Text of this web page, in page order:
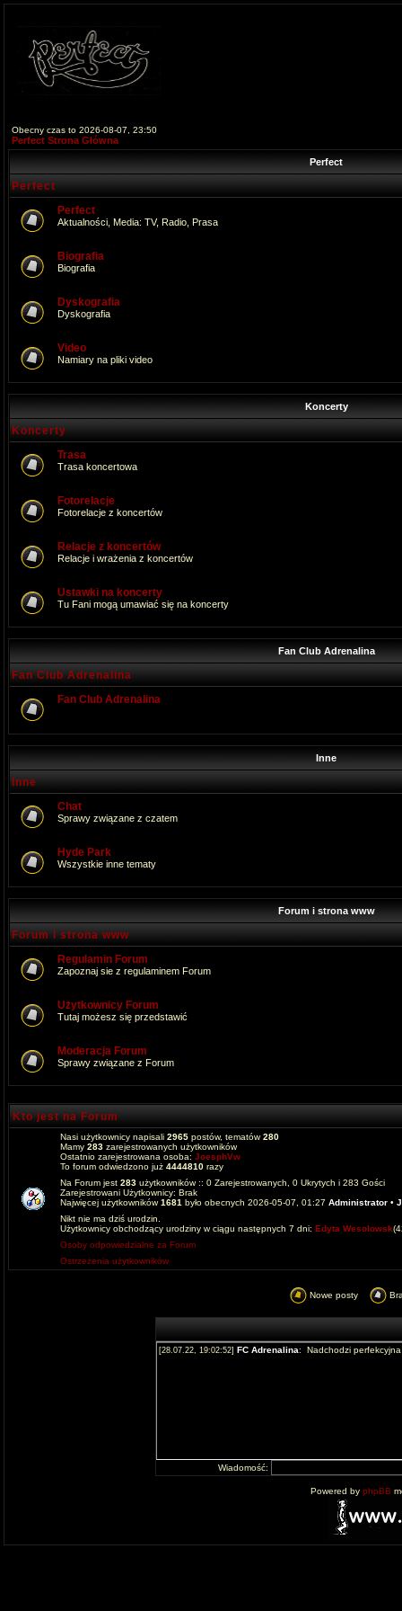
Obecny czas to 2026-08-07, 23:50
Perfect Strona Główna
Perfect
Perfect
Perfect
Aktualności, Media: TV, Radio, Prasa
Biografia
Biografia
Dyskografia
Dyskografia
Video
Namiary na pliki video
Koncerty
Koncerty
Trasa
Trasa koncertowa
Fotorelacje
Fotorelacje z koncertów
Relacje z koncertów
Relacje i wrażenia z koncertów
Ustawki na koncerty
Tu Fani mogą umawiać się na koncerty
Fan Club Adrenalina
Fan Club Adrenalina
Fan Club Adrenalina
Inne
Inne
Chat
Sprawy związane z czatem
Hyde Park
Wszystkie inne tematy
Forum i strona www
Forum i strona www
Regulamin Forum
Zapoznaj sie z regulaminem Forum
Użytkownicy Forum
Tutaj możesz się przedstawić
Moderacja Forum
Sprawy związane z Forum
Kto jest na Forum
Nasi użytkownicy napisali 2965 postów, tematów280
Mamy 283 zarejestrowanych użytkowników
Ostatnio zarejestrowana osoba: JoesphVw
To forum odwiedzono już 4444810 razy
Na Forum jest 283 użytkowników :: 0 Zarejestrowanych, 0 Ukrytych i 283 Gości
Zarejestrowani Użytkownicy: Brak
Najwięcej użytkowników1681 było obecnych 2026-05-07, 01:27 Administrator •
Nikt nie ma dziś urodzin.
Użytkownicy obchodzący urodziny w ciągu następnych 7 dni: Edyta Wesolowsk
Osoby odpowiedzialne za Forum
Ostrzeżenia użytkowników
Nowe posty
Wiadomość:
Powered by phpBB